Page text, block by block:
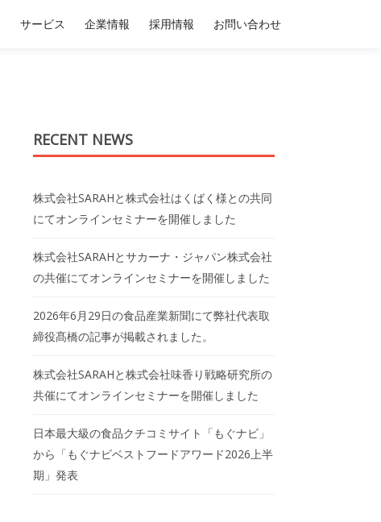
サービス 企業情報 採用情報 お問い合わせ
RECENT NEWS
株式会社SARAHと株式会社はくばく様との共同
にてオンラインセミナーを開催しました
株式会社SARAHとサカーナ・ジャパン株式会社
の共催にてオンラインセミナーを開催しました
2026年6月29日の食品産業新聞にて弊社代表取
締役髙橋の記事が掲載されました。
株式会社SARAHと株式会社味香り戦略研究所の
共催にてオンラインセミナーを開催しました
日本最大級の食品クチコミサイト「もぐナビ」
から「もぐナビベストフードアワード2026上半
期」発表